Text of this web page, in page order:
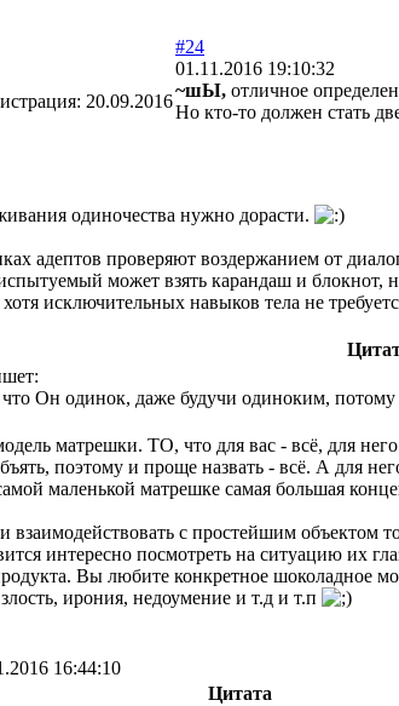
20.09.2016
#24
01.11.2016 19:10:32
~шЫ, отличное
Но кто-то должен стать
одиночества нужно дорасти.
адептов проверяют воздержанием от
может взять карандаш и
исключительных навыков тела не
Он одинок, даже будучи одиноким, потому
матрешки. ТО, что для вас - всё, для
поэтому и проще назвать - всё. А для
маленькой матрешке самая большая
взаимодействовать с простейшим объектом
интересно посмотреть на ситуацию
Вы любите конкретное шоколадное
ирония, недоумение и т.д и т.п
16:44:10
Цитата